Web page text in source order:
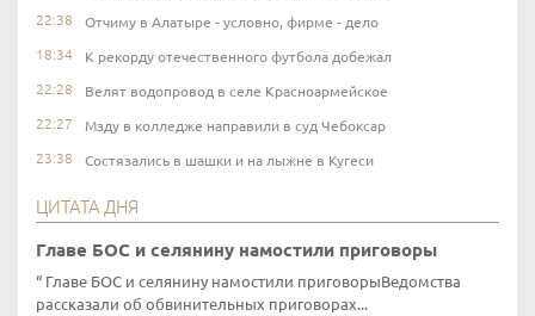
22:38 Отчиму в Алатыре - условно, фирме - дело
18:34 К рекорду отечественного футбола добежал
22:28 Велят водопровод в селе Красноармейское
22:27 Мзду в колледже направили в суд Чебоксар
23:38 Состязались в шашки и на лыжне в Кугеси
ЦИТАТА ДНЯ
Главе БОС и селянину намостили приговоры
Главе БОС и селянину намостили приговорыВедомства
рассказали об обвинительных приговорах...